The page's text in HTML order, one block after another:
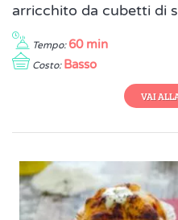
arricchito da cubetti di
Tempo: 60 min
Costo: Basso
VAI